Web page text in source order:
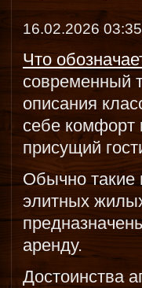
16.02.2026 03:35
Что
современный
описания
себе комфорт
присущий
Обычно
элитных
аренду.
Достоинства